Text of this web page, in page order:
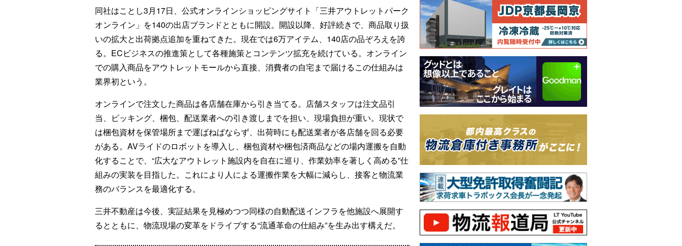
同社はことし3月17日、公式オンラインショッピングサイト「三井アウトレットパーク
オンライン」を140の出店ブランドとともに開設。開設以降、好評続きで、商品取り扱
いの拡大と出荷拠点追加を重ねてきた。現在では6万アイテム、140店の品ぞろえを誇
る。ECビジネスの推進策として各種施策とコンテンツ拡充を続けている。オンライン
での購入商品をアウトレットモールから直接、消費者の自宅まで届けるこの仕組みは
業界初という。
オンラインで注文した商品は各店舗在庫から引き当てる。店舗スタッフは注文品引
当、ピッキング、梱包、配送業者への引き渡しまでを担い、現場負担が重い。現状で
は梱包資材を保管場所まで運ばねばならず、出荷時にも配送業者が各店舗を回る必要
がある。AVライドのロボットを導入し、梱包資材や梱包済商品などの場内運搬を自動
化することで、“広大なアウトレット施設内を自在に巡り、作業効率を著しく高める”仕
組みの実装を目指した。これにより人による運搬作業を大幅に減らし、接客と物流業
務のバランスを最適化する。
三井不動産は今後、実証結果を見極めつつ同様の自動配送インフラを他施設へ展開す
るとともに、物流現場の変革をドライブする“流通革命の仕組み”を生み出す構えだ。